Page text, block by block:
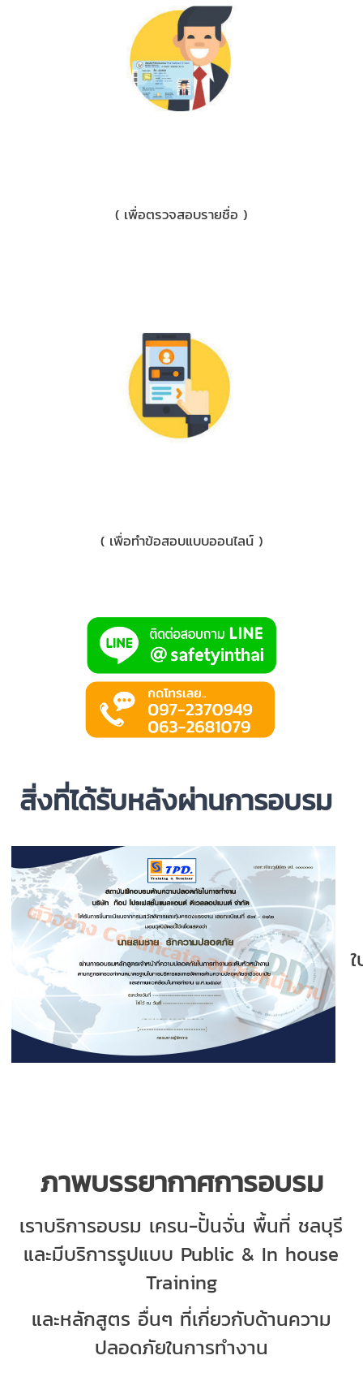
( เพื่อตรวจสอบรายชื่อ )
( เพื่อทำข้อสอบแบบออนไลน์ )
สิ่งที่ได้รับหลังผ่านการอบรม
ภาพบรรยากาศการอบรม
เราบริการอบรม เครน-ปั้นจั่น พื้นที่ ชลบุรี
และมีบริการรูปแบบ Public & In house
Training
และหลักสูตร อื่นๆ ที่เกี่ยวกับด้านความ
ปลอดภัยในการทำงาน